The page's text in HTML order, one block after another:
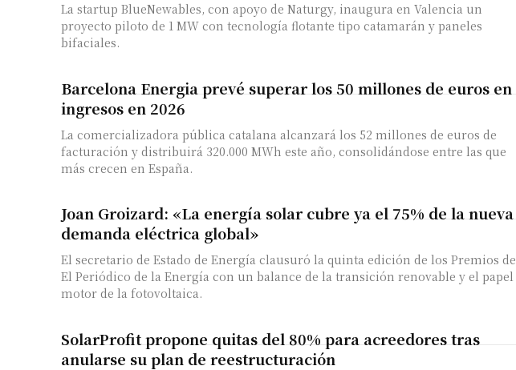
La startup BlueNewables, con apoyo de Naturgy, inaugura en Valencia un
proyecto piloto de 1 MW con tecnología flotante tipo catamarán y paneles
bifaciales.
Barcelona Energia prevé superar los 50 millones de euros en
ingresos en 2026
La comercializadora pública catalana alcanzará los 52 millones de euros de
facturación y distribuirá 320.000 MWh este año, consolidándose entre las que
más crecen en España.
Joan Groizard: «La energía solar cubre ya el 75% de la nueva
demanda eléctrica global»
El secretario de Estado de Energía clausuró la quinta edición de los Premios de
El Periódico de la Energía con un balance de la transición renovable y el papel
motor de la fotovoltaica.
SolarProfit propone quitas del 80% para acreedores tras
anularse su plan de reestructuración